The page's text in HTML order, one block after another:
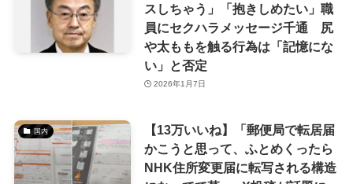
スしちゃう」「抱きしめたい」職
員にセクハラメッセージ千通 尻
や太ももを触る行為は「記憶にな
い」と否定
2026年1月7日
国内
【13万いいね】「郵便局で転居届
かこうと思って、ふとめくったら
NHK住所変更届に転写される構造